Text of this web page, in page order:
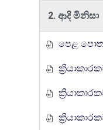
2. ආදි මිනිසා
පෙළ පොත